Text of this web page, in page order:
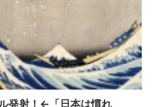
発射！←「日本は慣れ